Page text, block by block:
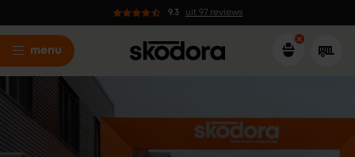
9.3 uit 97 reviews
menu